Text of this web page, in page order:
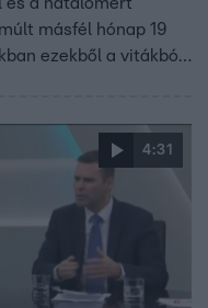
másfél hónap 19
ezekből a vitákból
4:31